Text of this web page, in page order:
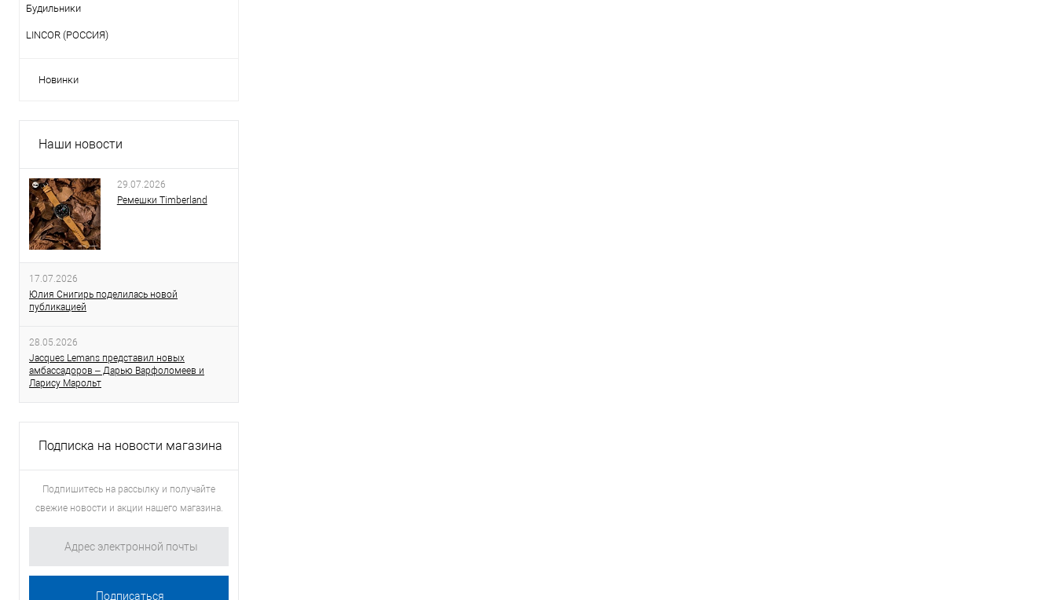
Будильники
LINCOR (РОССИЯ)
Новинки
Наши новости
29.07.2026
Ремешки Timberland
17.07.2026
Юлия Снигирь поделилась новой
публикацией
28.05.2026
Jacques Lemans представил новых
амбассадоров – Дарью Варфоломеев и
Ларису Марольт
Подписка на новости магазина
Подпишитесь на рассылку и получайте
свежие новости и акции нашего магазина.